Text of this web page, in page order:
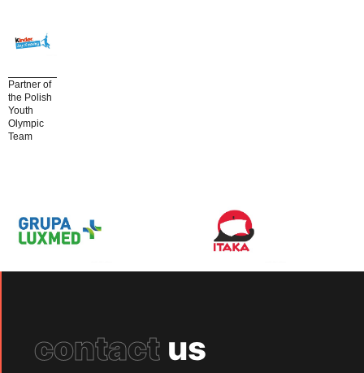
Partner of
the Polish
Youth
Olympic
Team
contact us